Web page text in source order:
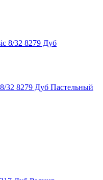
32 8279 Дуб Пастельный